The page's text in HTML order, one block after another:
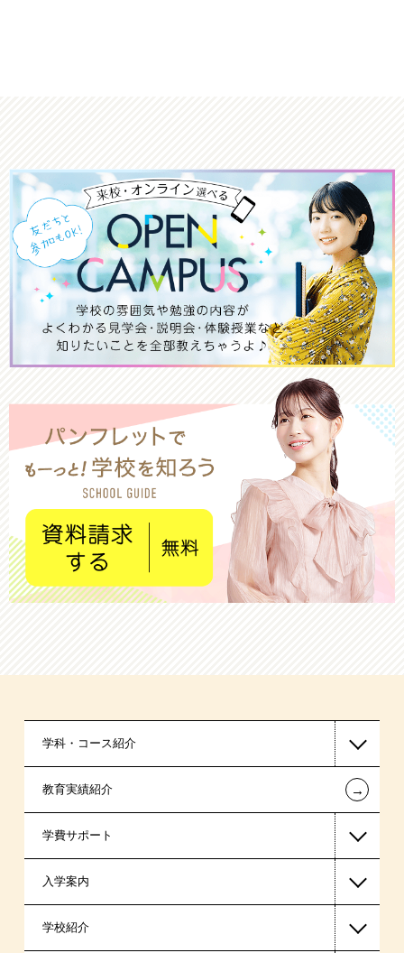
学科・コース紹介
医療事務系
スポーツ・トレーナー系
東京経営大学 学士取得コース
教育実績紹介 ←
学費サポート
高等教育の修学支援新制度
日本学生支援機構の奨学金
入学案内
一般入学
学校紹介